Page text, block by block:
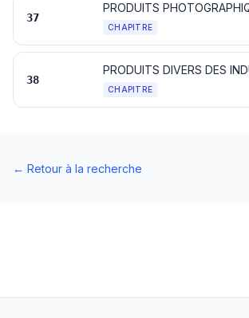
37
CHAPITRE
38
CHAPITRE
← Retour à la recherche